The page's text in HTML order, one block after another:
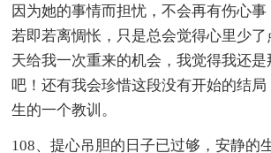
因为她的事情而担忧，不会再有伤心
若即若离惆怅，只是总会觉得心里少了
天给我一次重来的机会，我觉得我还
吧！还有我会珍惜这段没有开始的结局
生的一个教训。
108、提心吊胆的日子已过够，安静的